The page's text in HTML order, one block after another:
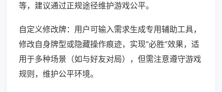
等，建议通过正规途径维护游戏公平。
自定义修改牌：用户可输入需求生成专用辅助工具，
修改自身牌型或隐藏操作痕迹，实现“必胜”效果，适
用于多种场景（如与好友对局），但需注意遵守游戏
规则，维护公平环境。